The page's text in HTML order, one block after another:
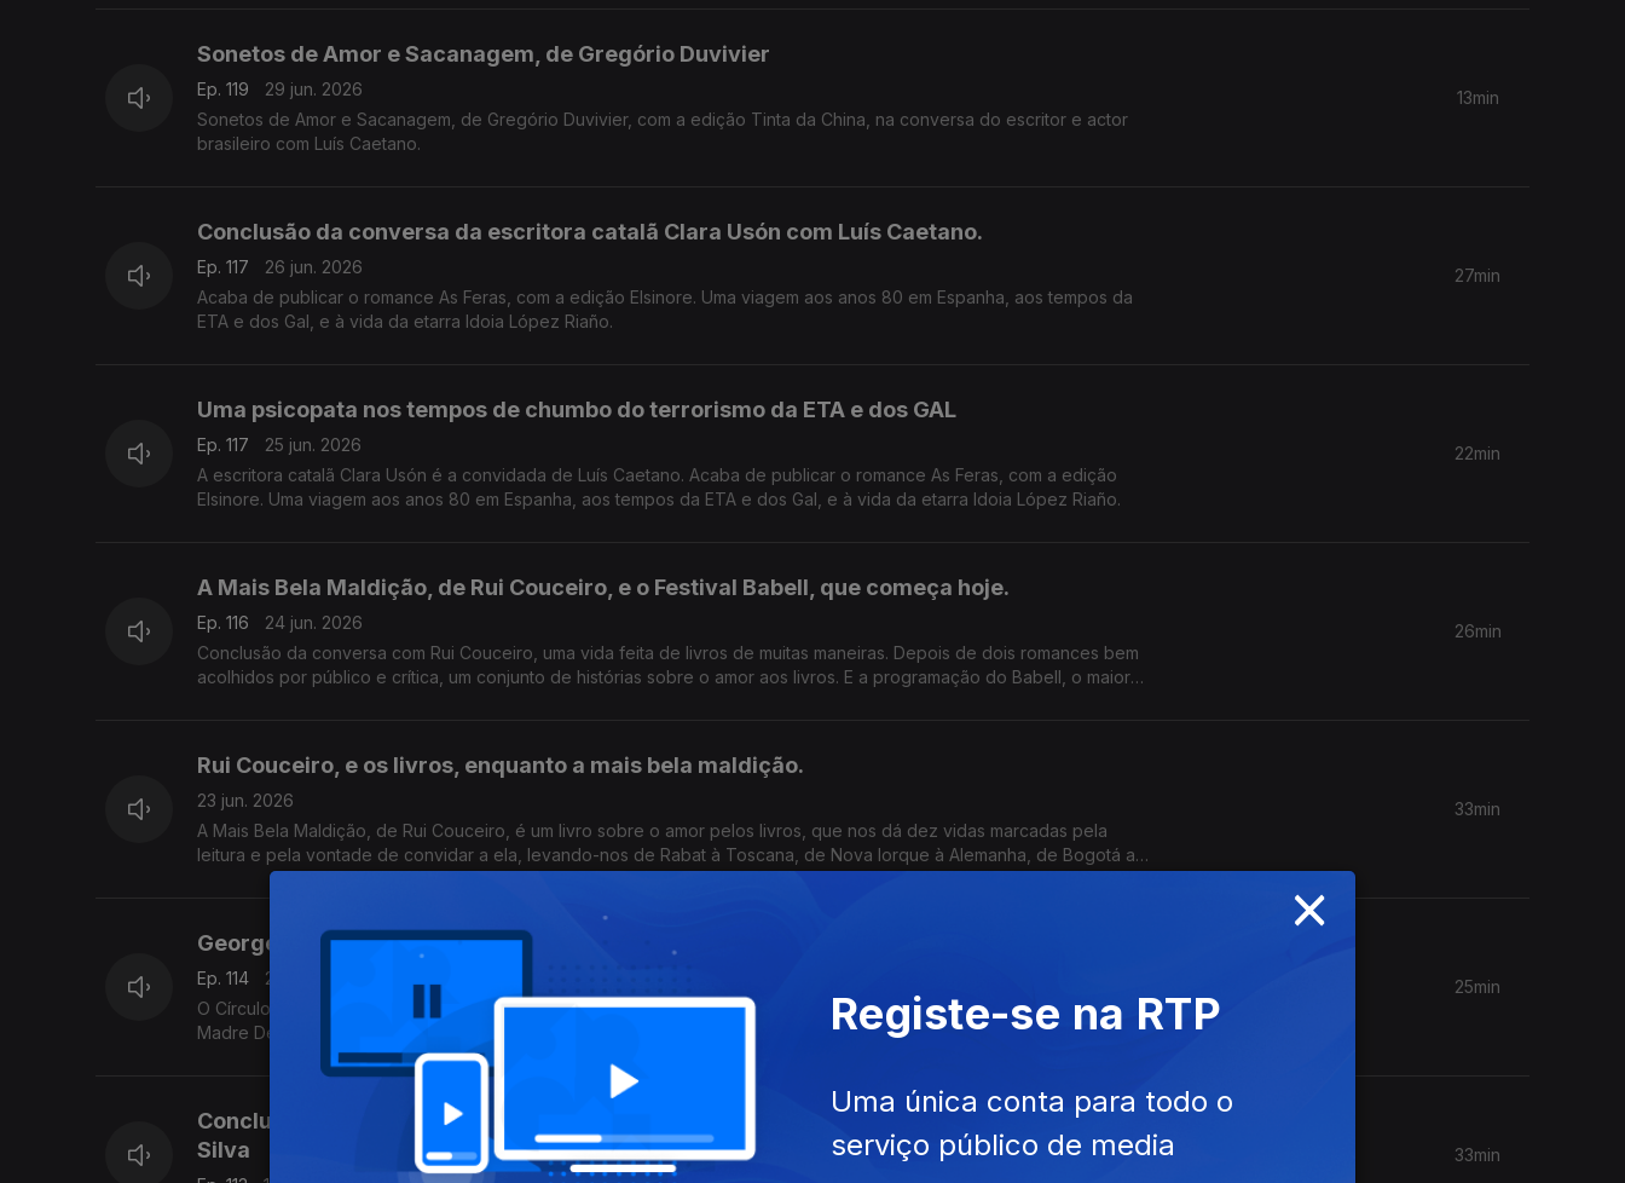
Sonetos de Amor e Sacanagem, de Gregório Duvivier
Ep. 119
29 jun. 2026
Sonetos de Amor e Sacanagem, de Gregório Duvivier, com a edição Tinta da China, na conversa do escritor e actor
brasileiro com Luís Caetano.
13min
Conclusão da conversa da escritora catalã Clara Usón com Luís Caetano.
Ep. 117
26 jun. 2026
Acaba de publicar o romance As Feras, com a edição Elsinore. Uma viagem aos anos 80 em Espanha, aos tempos da
ETA e dos Gal, e à vida da etarra Idoia López Riaño.
27min
Uma psicopata nos tempos de chumbo do terrorismo da ETA e dos GAL
Ep. 117
25 jun. 2026
A escritora catalã Clara Usón é a convidada de Luís Caetano. Acaba de publicar o romance As Feras, com a edição
Elsinore. Uma viagem aos anos 80 em Espanha, aos tempos da ETA e dos Gal, e à vida da etarra Idoia López Riaño.
22min
A Mais Bela Maldição, de Rui Couceiro, e o Festival Babell, que começa hoje.
Ep. 116
24 jun. 2026
Conclusão da conversa com Rui Couceiro, uma vida feita de livros de muitas maneiras. Depois de dois romances bem
acolhidos por público e crítica, um conjunto de histórias sobre o amor aos livros. E a programação do Babell, o maior
26min
Rui Couceiro, e os livros, enquanto a mais bela maldição.
23 jun. 2026
A Mais Bela Maldição, de Rui Couceiro, é um livro sobre o amor pelos livros, que nos dá dez vidas marcadas pela
leitura e pela vontade de convidar a ela, levando-nos de Rabat à Toscana, de Nova Iorque à Alemanha, de Bogotá a
São Tomé, e aos Açores e à Póvoa de Varzim. E na conversa com Luís Caetano, fala-se também do Festival Babell, que
33min
Georges Simenon: da obsessão por um vestido vermelho
Ep. 114
22 jun. 2026
O Círculo dos Mahé e A Casa dos Krull, dois roman dur de Georges Simenon na conversa de Luís Caetano com Diogo
Madre Deus, editor da Cavalo de Ferro.
25min
Conclusão da conversa sobre o livro Uma Longa Viagem com Lídia Jorge, de João Céu e
Silva
33min
×
Registe-se na RTP
Uma única conta para todo o
serviço público de media